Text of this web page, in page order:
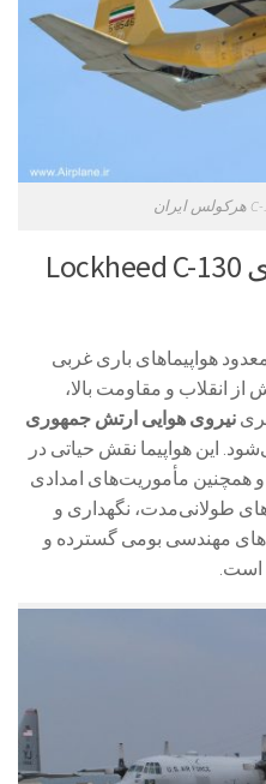
🇮🇷 وضعیت هواپیمای Lockheed C-130
هواپیماهای باری غربی
انقلاب و مقاومت بالا،
نیروی هوایی ارتش جمهوری
این هواپیما نقش حیاتی در
همچنین مأموریت‌های امدادی
طولانی‌مدت، نگهداری و
مهندسی بومی گسترده و
است.